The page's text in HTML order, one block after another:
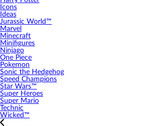
Icons
Ideas
Jurassic World™
Marvel
Minecraft
Minifigures
Ninjago
One Piece
Pokemon
Sonic the Hedgehog
Speed Champions
Star Wars™
Super Heroes
Super Mario
Technic
Wicked™